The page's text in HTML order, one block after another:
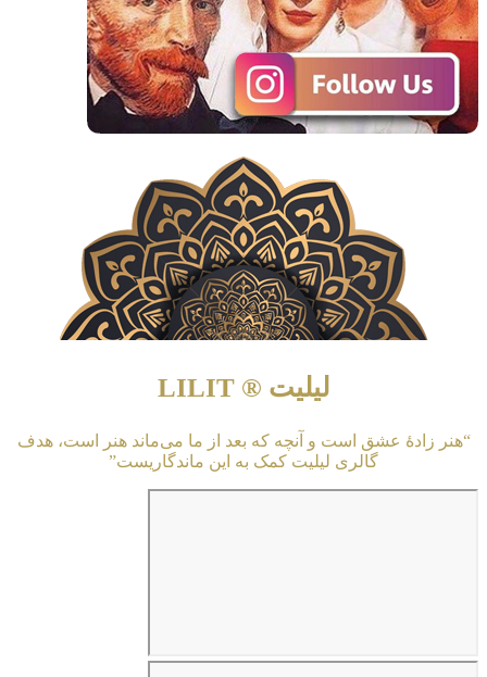
لیلیت ® LILIT
“هنر زادهٔ عشق است و آنچه که بعد از ما می‌ماند هنر است، هدف
گالری لیلیت کمک به این ماندگاریست”